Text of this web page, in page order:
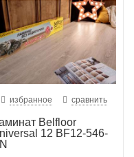
избранное сравнить
Belfloor
12 BF12-546-